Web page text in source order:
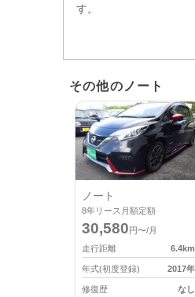
す。
その他のノート
ノート
8年リース月額定額
30,580 円〜/月
走行距離
6.4km
年式(初度登録) 2017年
修復歴 なし